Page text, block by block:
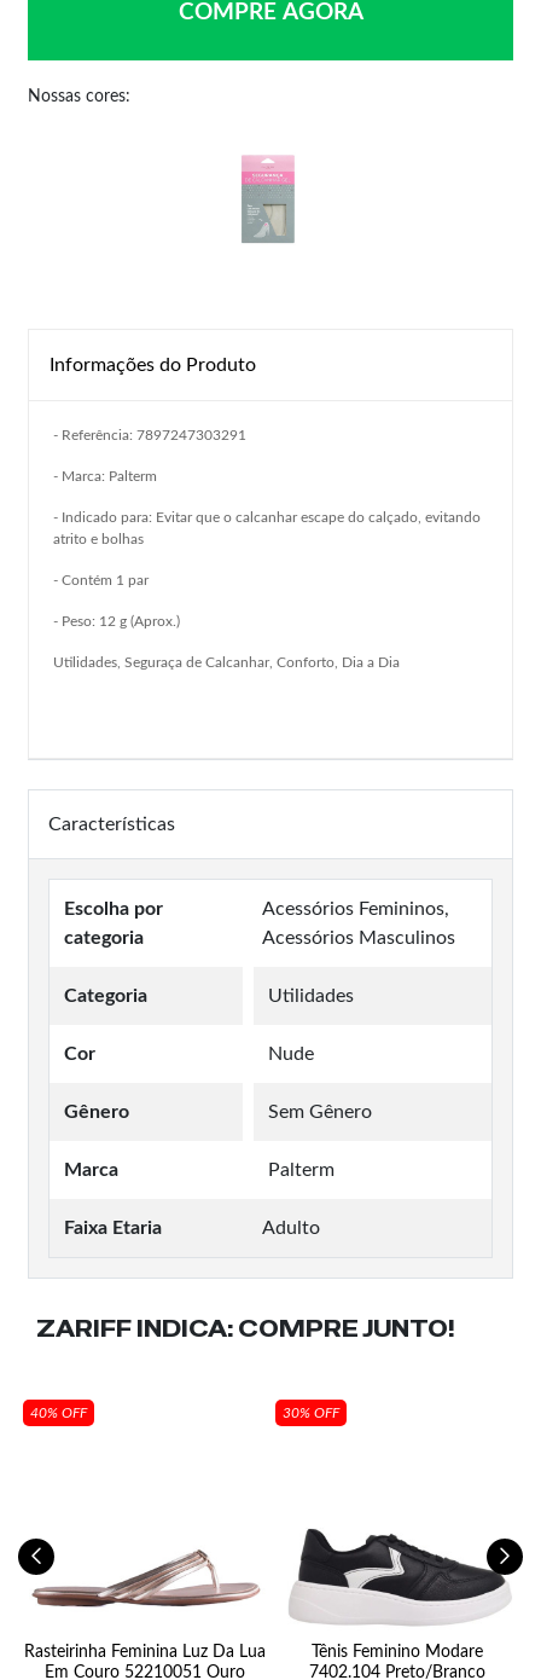
COMPRE AGORA
Nossas cores:
Informações do Produto
- Referência: 7897247303291
- Marca: Palterm
- Indicado para: Evitar que o calcanhar escape do calçado, evitando
atrito e bolhas
- Contém 1 par
- Peso: 12 g (Aprox.)
Utilidades, Seguraça de Calcanhar, Conforto, Dia a Dia
Características
Escolha por
categoria
Acessórios Femininos,
Acessórios Masculinos
Categoria Utilidades
Cor Nude
Gênero Sem Gênero
Marca Palterm
Faixa Etaria Adulto
ZARIFF INDICA: COMPRE JUNTO!
40% OFF
Rasteirinha Feminina Luz Da Lua
Em Couro 52210051 Ouro
30% OFF
Tênis Feminino Modare
7402.104 Preto/Branco